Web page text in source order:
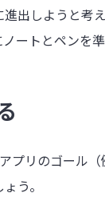
出しようと考
ートとペンを
プリのゴール
う。